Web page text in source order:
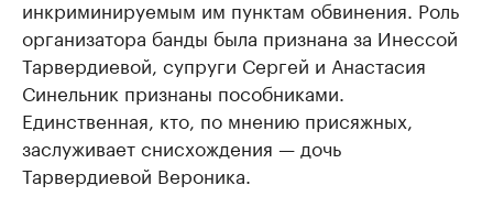
инкриминируемым им пунктам обвинения. Роль
организатора банды была признана за Инессой
Тарвердиевой, супруги Сергей и Анастасия
Синельник признаны пособниками.
Единственная, кто, по мнению присяжных,
заслуживает снисхождения — дочь
Тарвердиевой Вероника.